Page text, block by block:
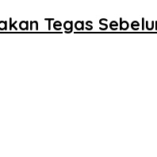
Tegas